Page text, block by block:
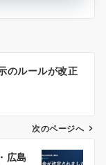
のルールが改正
次のページへ
広島